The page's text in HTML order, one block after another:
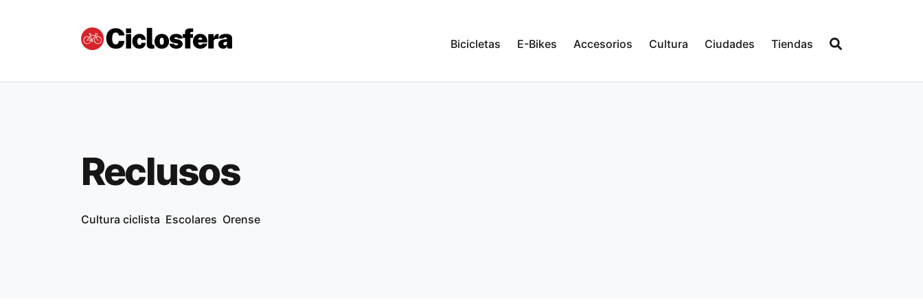
Bicicletas E-Bikes Accesorios Cultura Ciudades Tiendas
Reclusos
Cultura ciclista Escolares Orense